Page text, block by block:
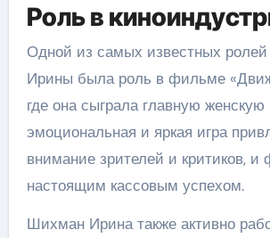
Роль в
Одной из самых известных
Ирины была роль в фильме
где она сыграла главную женскую
эмоциональная и яркая игра
внимание зрителей и критиков,
настоящим кассовым успехом.
Шихман Ирина также активно